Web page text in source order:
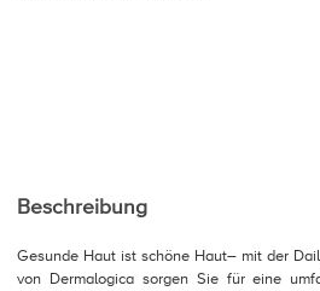
Beschreibung
Gesunde Haut ist schöne Haut– mit der
von Dermalogica sorgen Sie für eine